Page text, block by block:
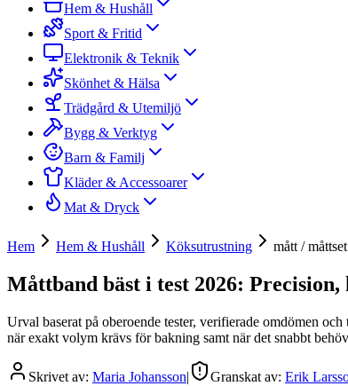
Hem & Hushåll
Sport & Fritid
Elektronik & Teknik
Skönhet & Hälsa
Trädgård & Utemiljö
Bygg & Verktyg
Barn & Familj
Kläder & Accessoarer
Mat & Dryck
Hem Hem & Hushåll Köksutrustning mått / måttset
Måttband bäst i test 2026:
Urval baserat på oberoende tester, verifierade omdömen
när exakt volym krävs för bakning samt när det snabbt
Skrivet av: Maria Johansson| Granskat av: Erik